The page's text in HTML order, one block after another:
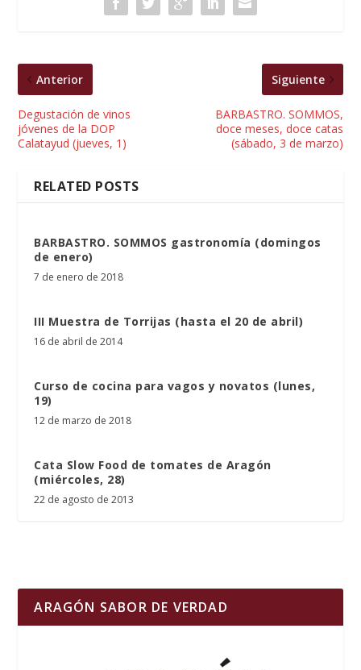
Anterior
Degustación de vinos
jóvenes de la DOP
Calatayud (jueves, 1)
Siguiente
BARBASTRO. SOMMOS,
doce meses, doce catas
(sábado, 3 de marzo)
RELATED POSTS
BARBASTRO. SOMMOS gastronomía (domingos
de enero)
7 de enero de 2018
III Muestra de Torrijas (hasta el 20 de abril)
16 de abril de 2014
Curso de cocina para vagos y novatos (lunes,
19)
12 de marzo de 2018
Cata Slow Food de tomates de Aragón
(miércoles, 28)
22 de agosto de 2013
ARAGÓN SABOR DE VERDAD